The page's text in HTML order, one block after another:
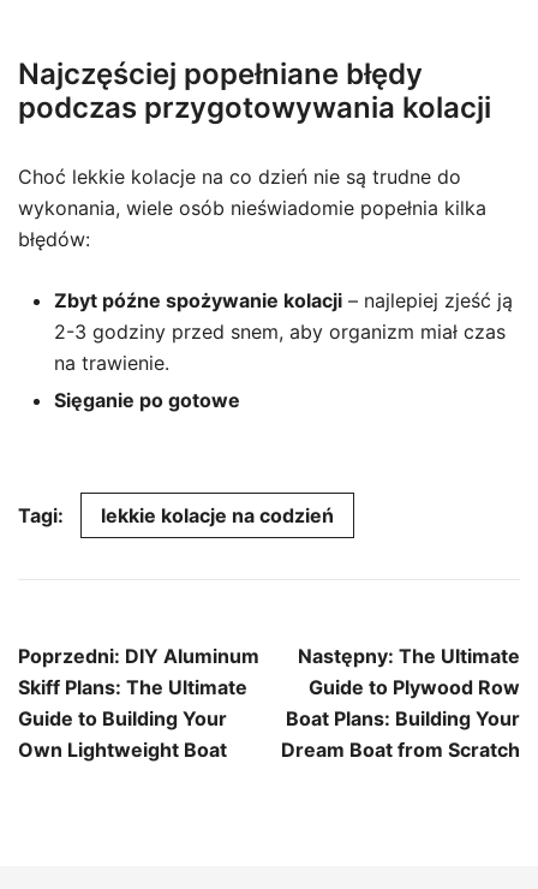
Najczęściej popełniane błędy
podczas przygotowywania kolacji
Choć lekkie kolacje na co dzień nie są trudne do
wykonania, wiele osób nieświadomie popełnia kilka
błędów:
Zbyt późne spożywanie kolacji – najlepiej zjeść ją
2-3 godziny przed snem, aby organizm miał czas
na trawienie.
Sięganie po gotowe
Tagi: lekkie kolacje na codzień
Nawigacja
wpisu
Poprzedni: DIY Aluminum
Skiff Plans: The Ultimate
Guide to Building Your
Own Lightweight Boat
Następny: The Ultimate
Guide to Plywood Row
Boat Plans: Building Your
Dream Boat from Scratch